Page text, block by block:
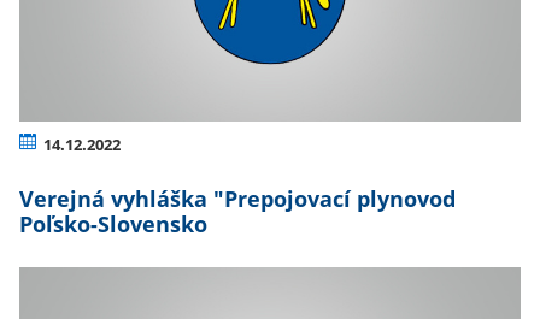
14.12.2022
Verejná vyhláška "Prepojovací plynovod
Poľsko-Slovensko